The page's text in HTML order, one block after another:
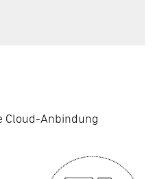
Cloud-Anbindung